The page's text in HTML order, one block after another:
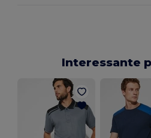
Interessante